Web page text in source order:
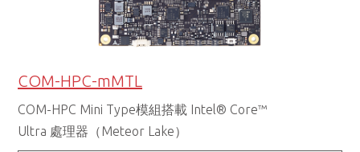
COM-HPC-mMTL
COM-HPC Mini Type模組搭載 Intel® Core™
Ultra 處理器（Meteor Lake）